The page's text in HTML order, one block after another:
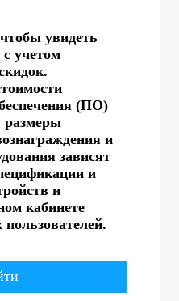
увидеть
учетом
(ПО)
размеры
и
зависят
и
и
кабинете